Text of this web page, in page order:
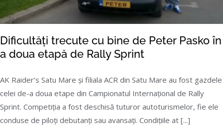
Dificultăți trecute cu bine de Peter Pasko în a
doua etapă de Rally Sprint
Dificultăți trecute cu bine de Peter Pasko în
a doua etapă de Rally Sprint
AK Raider’s Satu Mare şi filiala ACR din Satu Mare au fost gazdele
celei de-a doua etape din Campionatul Internațional de Rally
Sprint. Competiția a fost deschisă tuturor autoturismelor, fie ele
conduse de piloți debutanți sau avansați. Condițiile at [...]